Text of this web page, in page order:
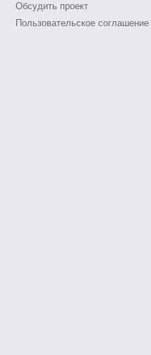
Обсудить проект
Пользовательское соглашение